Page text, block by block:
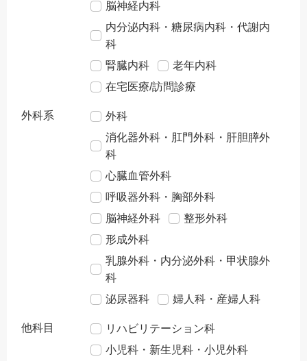
脳神経内科
内分泌内科・糖尿病内科・代謝内
科
腎臓内科
老年内科
在宅医療/訪問診療
外科系
外科
消化器外科・肛門外科・肝胆膵外
科
心臓血管外科
呼吸器外科・胸部外科
脳神経外科
整形外科
形成外科
乳腺外科・内分泌外科・甲状腺外
科
泌尿器科
婦人科・産婦人科
他科目
リハビリテーション科
小児科・新生児科・小児外科